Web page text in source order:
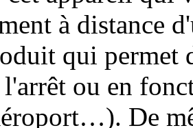
à distance
qui permet
ou en
De